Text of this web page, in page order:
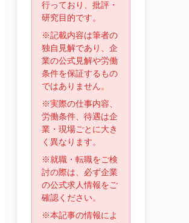
行っており、批評・
研究目的です。
※記載内容は筆者の
独自見解であり、企
業の公式見解や労働
条件を保証するもの
ではありません。
※実際の仕事内容、
労働条件、待遇は企
業・現場ごとに大き
く異なります。
※就職・転職をご検
討の際は、必ず企業
の公式求人情報をご
確認ください。
※本記事の情報によ